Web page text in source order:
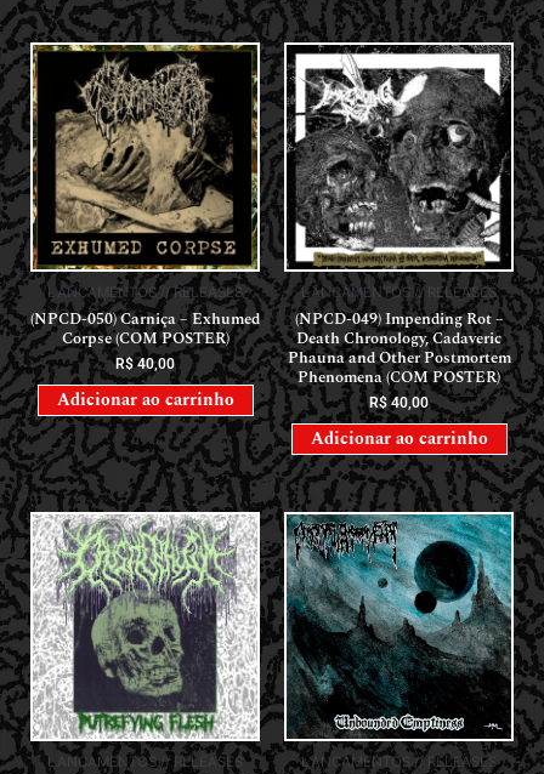
LANÇAMENTOS // RELEASES
(NPCD-050) Carniça – Exhumed
Corpse (COM POSTER)
R$40,00
Adicionar ao carrinho
LANÇAMENTOS // RELEASES
(NPCD-049) Impending Rot –
Death Chronology, Cadaveric
Phauna and Other Postmortem
Phenomena (COM POSTER)
R$40,00
Adicionar ao carrinho
LANÇAMENTOS // RELEASES LANÇAMENTOS // RELEASES